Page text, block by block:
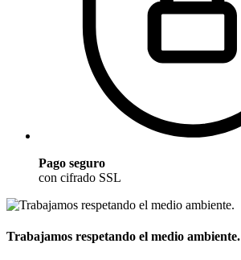
Pago seguro
con cifrado SSL
Trabajamos respetando el medio ambiente.